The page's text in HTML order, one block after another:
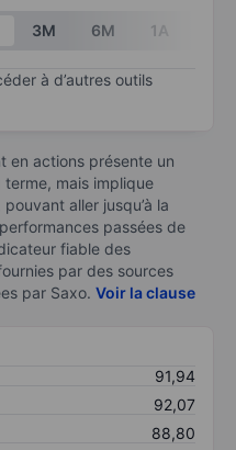
3M 6M 1A
à d’autres outils
en actions présente un
mais implique
aller jusqu’à la
passées de
fiable des
par des sources
par Saxo. Voir la clause
91,94
92,07
88,80